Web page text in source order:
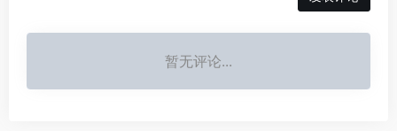
暂无评论...